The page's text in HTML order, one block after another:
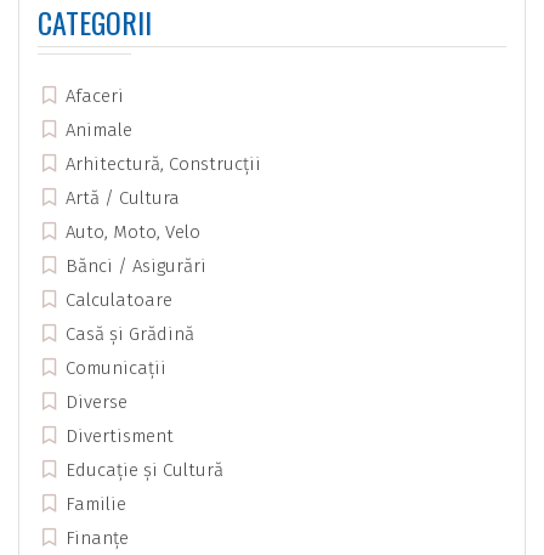
CATEGORII
Afaceri
Animale
Arhitectură, Construcții
Artă / Cultura
Auto, Moto, Velo
Bănci / Asigurări
Calculatoare
Casă și Grădină
Comunicații
Diverse
Divertisment
Educație și Cultură
Familie
Finanțe